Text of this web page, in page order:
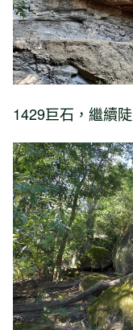
1429巨石，繼續